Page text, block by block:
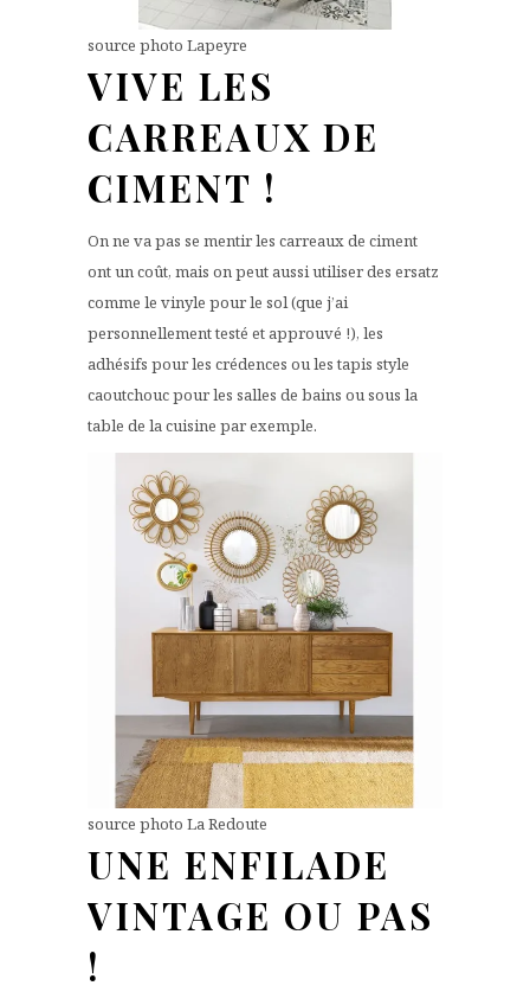
source photo Lapeyre
VIVE LES
CARREAUX DE
CIMENT !
On ne va pas se mentir les carreaux de ciment
ont un coût, mais on peut aussi utiliser des ersatz
comme le vinyle pour le sol (que j’ai
personnellement testé et approuvé !), les
adhésifs pour les crédences ou les tapis style
caoutchouc pour les salles de bains ou sous la
table de la cuisine par exemple.
source photo La Redoute
UNE ENFILADE
VINTAGE OU PAS
!